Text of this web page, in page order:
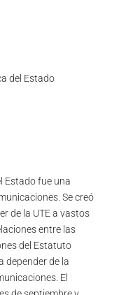
del Estado
Estado fue una
Se creó
de la UTE a vastos
entre las
del Estatuto
depender de la
El